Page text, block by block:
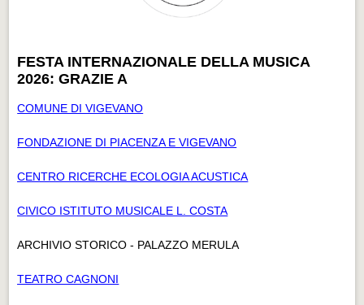
FESTA INTERNAZIONALE DELLA MUSICA
2026: GRAZIE A
COMUNE DI VIGEVANO
FONDAZIONE DI PIACENZA E VIGEVANO
CENTRO RICERCHE ECOLOGIA ACUSTICA
CIVICO ISTITUTO MUSICALE L. COSTA
ARCHIVIO STORICO - PALAZZO MERULA
TEATRO CAGNONI